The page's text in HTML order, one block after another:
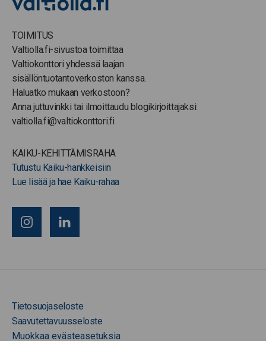
TOIMITUS
Valtiolla.fi-sivustoa toimittaa
Valtiokonttori yhdessä laajan
sisällöntuotantoverkoston kanssa.
Haluatko mukaan verkostoon?
Anna juttuvinkki tai ilmoittaudu blogikirjoittajaksi:
valtiolla.fi@valtiokonttori.fi
KAIKU-KEHITTÄMISRAHA
Tutustu Kaiku-hankkeisiin
Lue lisää ja hae Kaiku-rahaa
Tietosuojaseloste
Saavutettavuusseloste
Muokkaa evästeasetuksia